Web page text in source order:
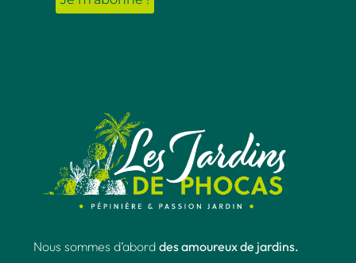
Nous sommes d’abord des amoureux de jardins.